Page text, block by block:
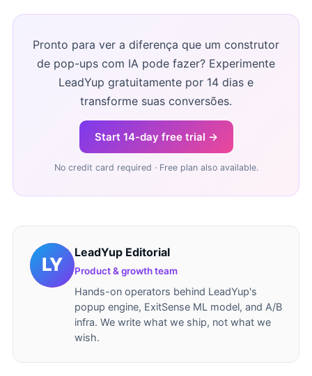
Pronto para ver a diferença que um construtor
de pop-ups com IA pode fazer? Experimente
LeadYup gratuitamente por 14 dias e
transforme suas conversões.
Start 14-day free trial →
No credit card required · Free plan also available.
LeadYup Editorial
Product & growth team
Hands-on operators behind LeadYup's
popup engine, ExitSense ML model, and A/B
infra. We write what we ship, not what we
wish.